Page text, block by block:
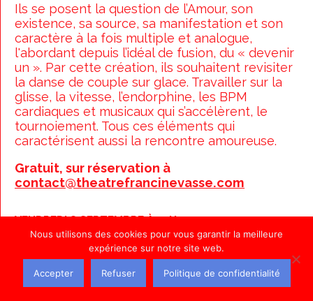
Ils se posent la question de l’Amour, son
existence, sa source, sa manifestation et son
caractère à la fois multiple et analogue,
l'abordant depuis l’idéal de fusion, du « devenir
un ». Par cette création, ils souhaitent revisiter
la danse de couple sur glace. Travailler sur la
glisse, la vitesse, l’endorphine, les BPM
cardiaques et musicaux qui s’accélèrent, le
tournoiement. Tous ces éléments qui
caractérisent aussi la rencontre amoureuse.
Gratuit, sur réservation à
contact@theatrefrancinevasse.com
VENDREDI 8 SEPTEMBRE À 14H30
THÉÂTRE FRANCINE VASSE - LES LABORATOIRES
Nous utilisons des cookies pour vous garantir la meilleure
expérience sur notre site web.
Accepter Refuser Politique de confidentialité